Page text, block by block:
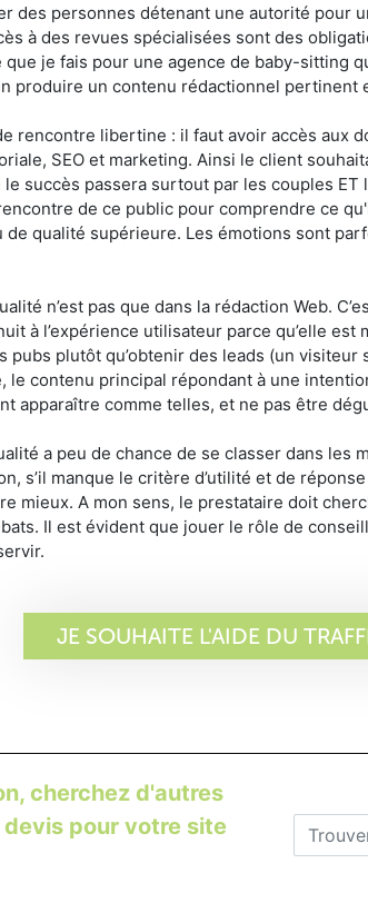
des personnes détenant une autorité pour
à des revues spécialisées sont des
je fais pour une agence de baby-sitting
produire un contenu rédactionnel pertinent
rencontre libertine : il faut avoir accès aux
SEO et marketing. Ainsi le client
succès passera surtout par les couples
de ce public pour comprendre ce
qualité supérieure. Les émotions sont
n’est pas que dans la rédaction Web.
à l’expérience utilisateur parce qu’elle
pubs plutôt qu’obtenir des leads (un
le contenu principal répondant à une
apparaître comme telles, et ne pas être
a peu de chance de se classer dans les
s’il manque le critère d’utilité et de
mieux. A mon sens, le prestataire doit
Il est évident que jouer le rôle de
JE SOUHAITE L'AIDE DU
cherchez d'autres
pour votre site